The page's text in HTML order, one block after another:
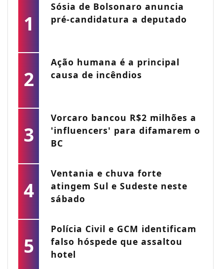
1
Sósia de Bolsonaro anuncia
pré-candidatura a deputado
2
Ação humana é a principal
causa de incêndios
3
Vorcaro bancou R$2 milhões a
'influencers' para difamarem o
BC
4
Ventania e chuva forte
atingem Sul e Sudeste neste
sábado
5
Polícia Civil e GCM identificam
falso hóspede que assaltou
hotel